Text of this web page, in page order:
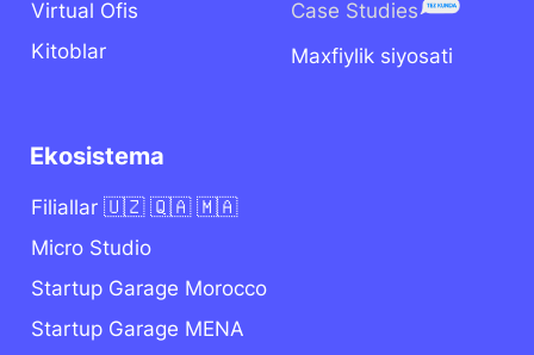
Copyright © 2025 Startup Garage. All rights